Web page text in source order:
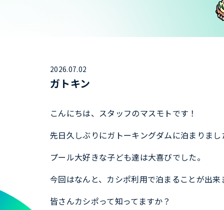
2026.07.02
ガトキン
こんにちは、スタッフのマスモトです！
先日久しぶりにガトーキングダムに泊まりまし
プール大好きな子ども達は大喜びでした。
今回はなんと、カシポ利用で泊まることが出来
皆さんカシポって知ってますか？